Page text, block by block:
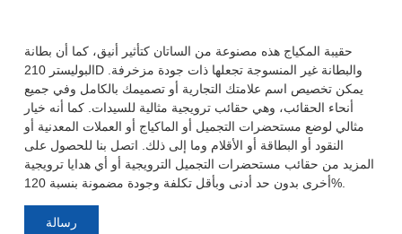
حقيبة المكياج هذه مصنوعة من الساتان كتأثير أنيق، كما أن بطانة
البوليستر 210D والبطانة غير المنسوجة تجعلها ذات جودة مزخرفة.
يمكن تخصيص اسم علامتك التجارية أو تصميمك بالكامل وفي جميع
أنحاء الحقائب، وهي حقائب ترويجية مثالية للسيدات. كما أنه خيار
مثالي لوضع مستحضرات التجميل أو الماكياج أو العملات المعدنية أو
النقود أو البطاقة أو الأقلام وما إلى ذلك. اتصل بنا للحصول على
المزيد من حقائب مستحضرات التجميل الترويجية أو أي هدايا ترويجية
أخرى بدون حد أدنى وبأقل تكلفة وجودة مضمونة بنسبة 120%.
رسالة